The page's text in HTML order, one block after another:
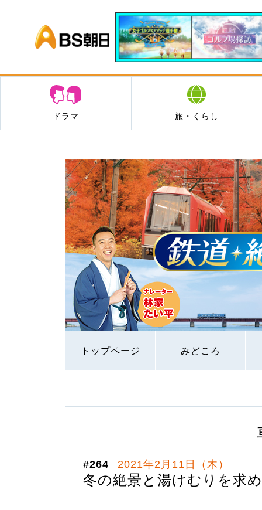
BS朝日
ドラマ 旅・くらし
トップページ みどころ
#264 2021年2月11日（木）
冬の絶景と湯けむりを求